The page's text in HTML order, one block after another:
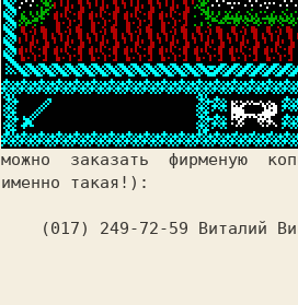
можно заказать  фирменую
именно такая!):
(017) 249-72-59 Виталий